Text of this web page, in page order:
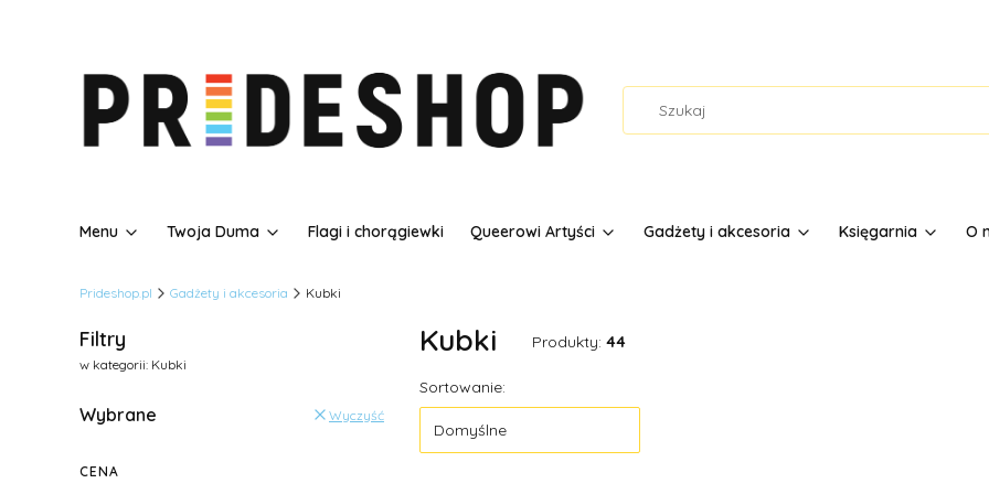
Menu Twoja Duma Flagi i chorągiewki Queerowi Artyści Gadżety i akcesoria Księgarnia O
Prideshop.pl Gadżety i akcesoria Kubki
Filtry
w kategorii: Kubki
Wybrane Wyczyść
CENA
Kubki Produkty: 44
Lista produktów
Sortowanie:
Domyślne